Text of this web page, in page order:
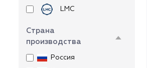
LMC
Страна
производства
Россия